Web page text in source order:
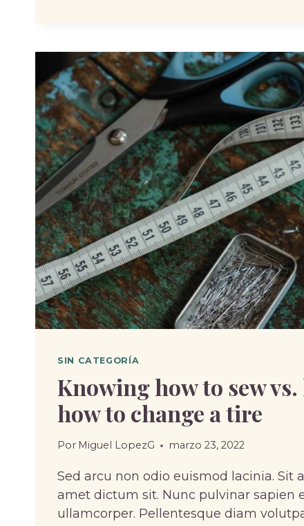
SIN CATEGORÍA
Knowing how to sew
how to change a tire
Por Miguel LopezG marzo 23, 2022
Sed arcu non odio euismod lacinia. Sit
amet dictum sit. Nunc pulvinar sapien
ullamcorper. Pellentesque diam